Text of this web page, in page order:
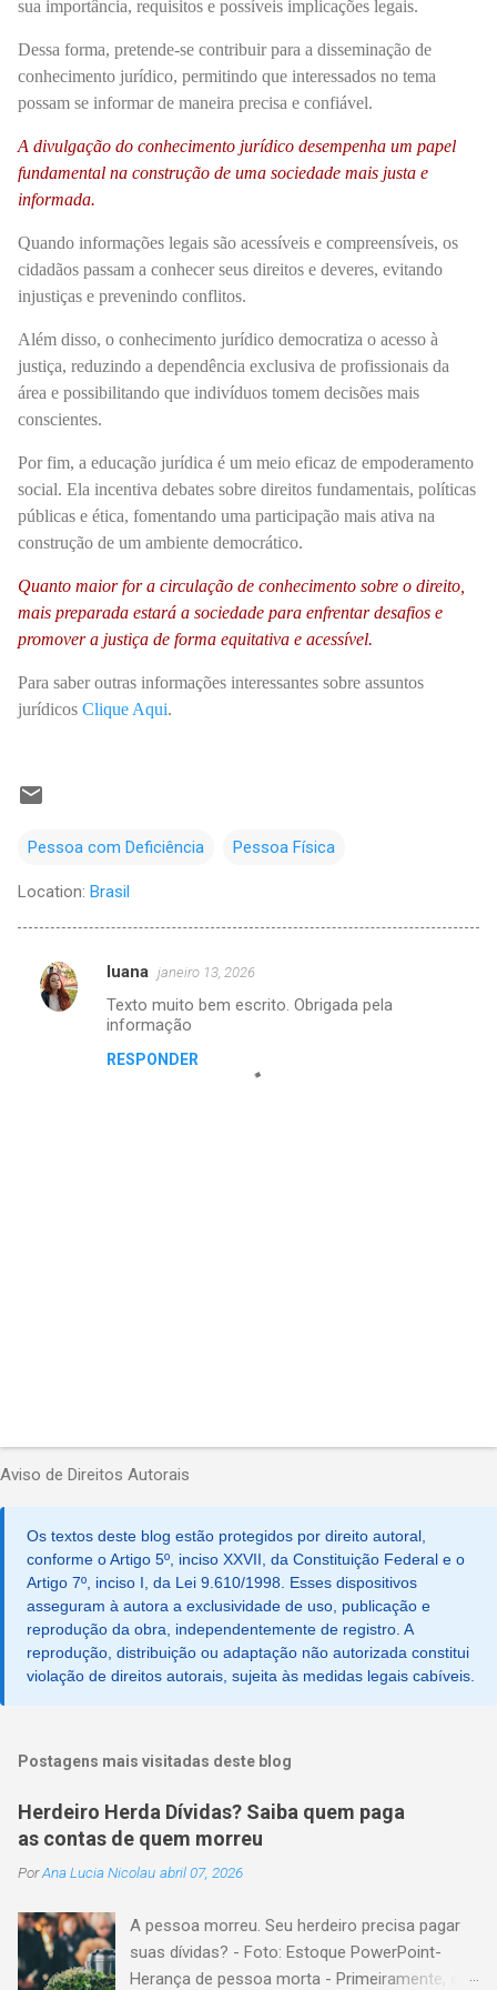
sua importância, requisitos e possíveis implicações legais.
Dessa forma, pretende-se contribuir para a disseminação de
conhecimento jurídico, permitindo que interessados no tema
possam se informar de maneira precisa e confiável.
A divulgação do conhecimento jurídico desempenha um papel
fundamental na construção de uma sociedade mais justa e
informada.
Quando informações legais são acessíveis e compreensíveis, os
cidadãos passam a conhecer seus direitos e deveres, evitando
injustiças e prevenindo conflitos.
Além disso, o conhecimento jurídico democratiza o acesso à
justiça, reduzindo a dependência exclusiva de profissionais da
área e possibilitando que indivíduos tomem decisões mais
conscientes.
Por fim, a educação jurídica é um meio eficaz de empoderamento
social. Ela incentiva debates sobre direitos fundamentais, políticas
públicas e ética, fomentando uma participação mais ativa na
construção de um ambiente democrático.
Quanto maior for a circulação de conhecimento sobre o direito,
mais preparada estará a sociedade para enfrentar desafios e
promover a justiça de forma equitativa e acessível.
Para saber outras informações interessantes sobre assuntos
jurídicos Clique Aqui.
Pessoa com Deficiência Pessoa Física
Location: Brasil
C
o
luana janeiro 13, 2026
Texto muito bem escrito. Obrigada pela
informação
RESPONDER
s
r
u
m
m
e
n
i
Aviso de Direitos Autorais
Os textos deste blog estão protegidos por direito autoral,
conforme o Artigo 5º, inciso XXVII, da Constituição Federal e o
Artigo 7º, inciso I, da Lei 9.610/1998. Esses dispositivos
asseguram à autora a exclusividade de uso, publicação e
reprodução da obra, independentemente de registro. A
reprodução, distribuição ou adaptação não autorizada constitui
violação de direitos autorais, sujeita às medidas legais cabíveis.
Postagens mais visitadas deste blog
Herdeiro Herda Dívidas? Saiba quem paga
as contas de quem morreu
PorAna Lucia Nicolau abril 07, 2026
A pessoa morreu. Seu herdeiro precisa pagar
suas dívidas? - Foto: Estoque PowerPoint-
Herança de pessoa morta - Primeiramente, é